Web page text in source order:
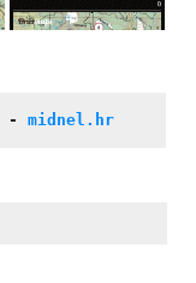
- midnel.hr